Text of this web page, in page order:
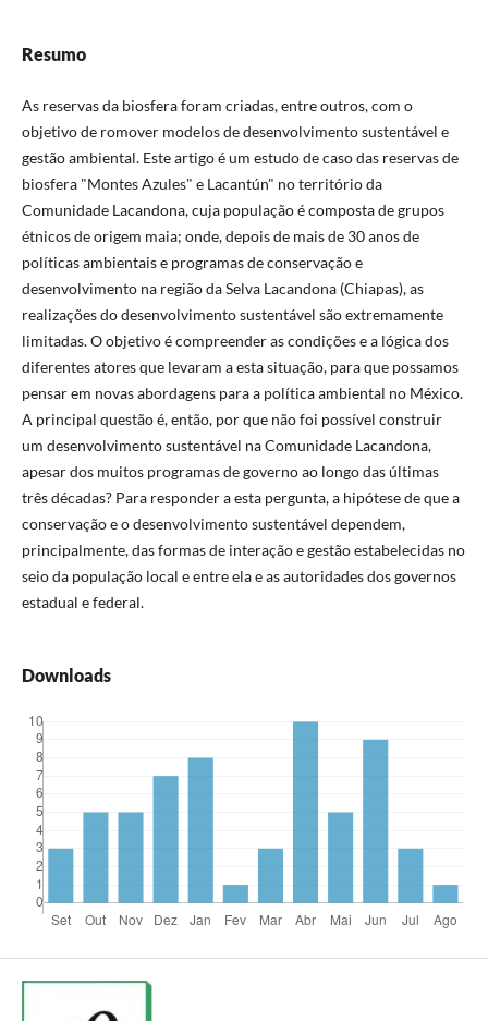
Resumo
As reservas da biosfera foram criadas, entre outros, com o
objetivo de romover modelos de desenvolvimento sustentável e
gestão ambiental. Este artigo é um estudo de caso das reservas de
biosfera "Montes Azules" e Lacantún" no território da
Comunidade Lacandona, cuja população é composta de grupos
étnicos de origem maia; onde, depois de mais de 30 anos de
políticas ambientais e programas de conservação e
desenvolvimento na região da Selva Lacandona (Chiapas), as
realizações do desenvolvimento sustentável são extremamente
limitadas. O objetivo é compreender as condições e a lógica dos
diferentes atores que levaram a esta situação, para que possamos
pensar em novas abordagens para a política ambiental no México.
A principal questão é, então, por que não foi possível construir
um desenvolvimento sustentável na Comunidade Lacandona,
apesar dos muitos programas de governo ao longo das últimas
três décadas? Para responder a esta pergunta, a hipótese de que a
conservação e o desenvolvimento sustentável dependem,
principalmente, das formas de interação e gestão estabelecidas no
seio da população local e entre ela e as autoridades dos governos
estadual e federal.
Downloads